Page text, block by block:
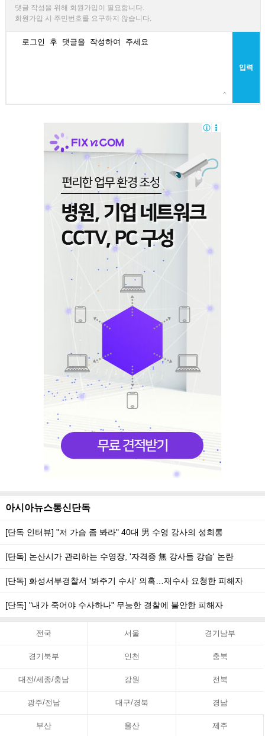
댓글 작성을 위해 회원가입이 필요합니다.
회원가입 시 주민번호를 요구하지 않습니다.
입력
아시아뉴스통신단독
[단독 인터뷰] "저 가슴 좀 봐라" 40대 男 수영 강사의 성희롱
[단독] 논산시가 관리하는 수영장, '자격증 無 강사들 강습' 논란
[단독] 화성서부경찰서 '봐주기 수사' 의혹…재수사 요청한 피해자
[단독] "내가 죽어야 수사하나" 무능한 경찰에 불안한 피해자
전국 서울 경기남부
경기북부 인천 충북
대전/세종/충남 강원 전북
광주/전남 대구/경북 경남
부산 울산 제주